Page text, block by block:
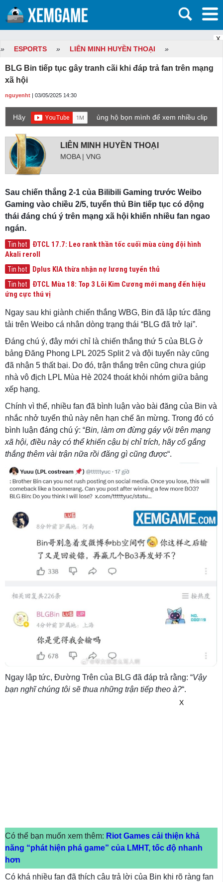
X
» ESPORTS » LIÊN MINH HUYỀN THOẠI »
BLG Bin tiếp tục gây tranh cãi khi đáp trả fan trên mạng
xã hội
nguyenht | 03/05/2025 14:30
Hãy
ủng hộ bọn mình để xem nhiều clip
LIÊN MINH HUYỀN THOẠI
MOBA | VNG
Sau chiến thắng 2-1 của Bilibili Gaming trước Weibo
Gaming vào chiều 2/5, tuyển thủ Bin tiếp tục có động
thái đáng chú ý trên mạng xã hội khiến nhiều fan ngao
ngán.
Tin hot
ĐTCL 17.7: Leo rank thần tốc cuối mùa cùng đội hình
Akali reroll
Tin hot Dplus KIA thừa nhận nợ lương tuyển thủ
Tin hot
ĐTCL Mùa 18: Top 3 Lõi Kim Cương mới mang đến hiệu
ứng cực thú vị
Ngay sau khi giành chiến thắng WBG, Bin đã lập tức đăng
tải trên Weibo cá nhân dòng trạng thái “BLG đã trở lại”.
Đáng chú ý, đây mới chỉ là chiến thắng thứ 5 của BLG ở
bảng Đăng Phong LPL 2025 Split 2 và đội tuyển này cũng
đã nhận 5 thất bại. Do đó, trận thắng trên cũng chưa giúp
nhà vô địch LPL Mùa Hè 2024 thoát khỏi nhóm giữa bảng
xếp hạng.
Chính vì thế, nhiều fan đã bình luận vào bài đăng của Bin và
nhắc nhở tuyển thủ này nên hạn chế ăn mừng. Trong đó có
bình luận đáng chú ý: “Bin, làm ơn đừng gáy vội trên mạng
xã hội, điều này có thể khiến cậu bị chỉ trích, hãy cố gắng
thắng thêm vài trận nữa rồi đăng gì cũng được“.
Ngay lập tức, Đường Trên của BLG đã đáp trả rằng: “Vậy
bạn nghĩ chúng tôi sẽ thua những trận tiếp theo à?“.
X
Có thể bạn muốn xem thêm: Riot Games cải thiện khả
năng “phát hiện phá game” của LMHT, tốc độ nhanh
hơn
Có khá nhiều fan đã thích câu trả lời của Bin khi rõ ràng fan